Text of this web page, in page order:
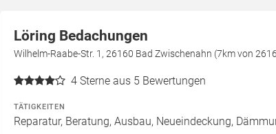
Löring Bedachungen
Wilhelm-Raabe-Str. 1, 26160 Bad Zwischenahn (7km von
4 Sterne aus 5 Bewertungen
TÄTIGKEITEN
Reparatur, Beratung, Ausbau, Neueindeckung,